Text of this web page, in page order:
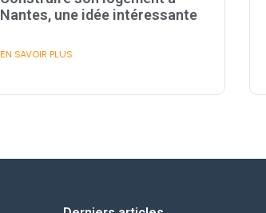
Nantes, une idée intéressante
EN SAVOIR PLUS